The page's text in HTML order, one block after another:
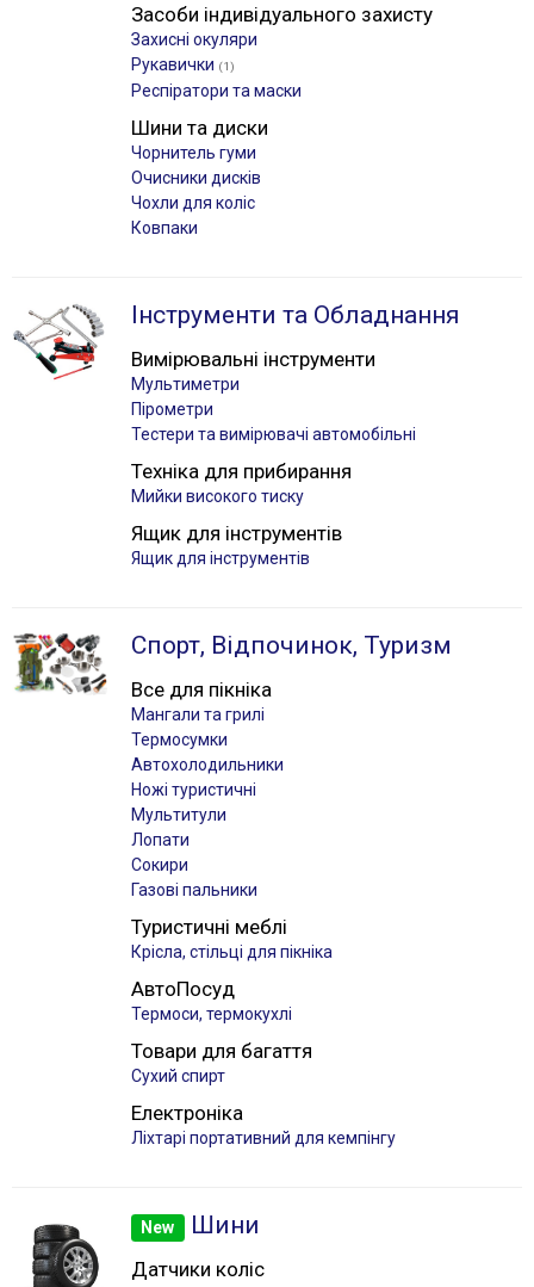
Засоби індивідуального захисту
Захисні окуляри
Рукавички (1)
Респіратори та маски
Шини та диски
Чорнитель гуми
Очисники дисків
Чохли для коліс
Ковпаки
Інструменти та Обладнання
Вимірювальні інструменти
Мультиметри
Пірометри
Тестери та вимірювачі автомобільні
Техніка для прибирання
Мийки високого тиску
Ящик для інструментів
Ящик для інструментів
Спорт, Відпочинок, Туризм
Все для пікніка
Мангали та грилі
Термосумки
Автохолодильники
Ножі туристичні
Мультитули
Лопати
Сокири
Газові пальники
Туристичні меблі
Крісла, стільці для пікніка
АвтоПосуд
Термоси, термокухлі
Товари для багаття
Сухий спирт
Електроніка
Лiхтарі портативний для кемпінгу
New Шини
Датчики коліс